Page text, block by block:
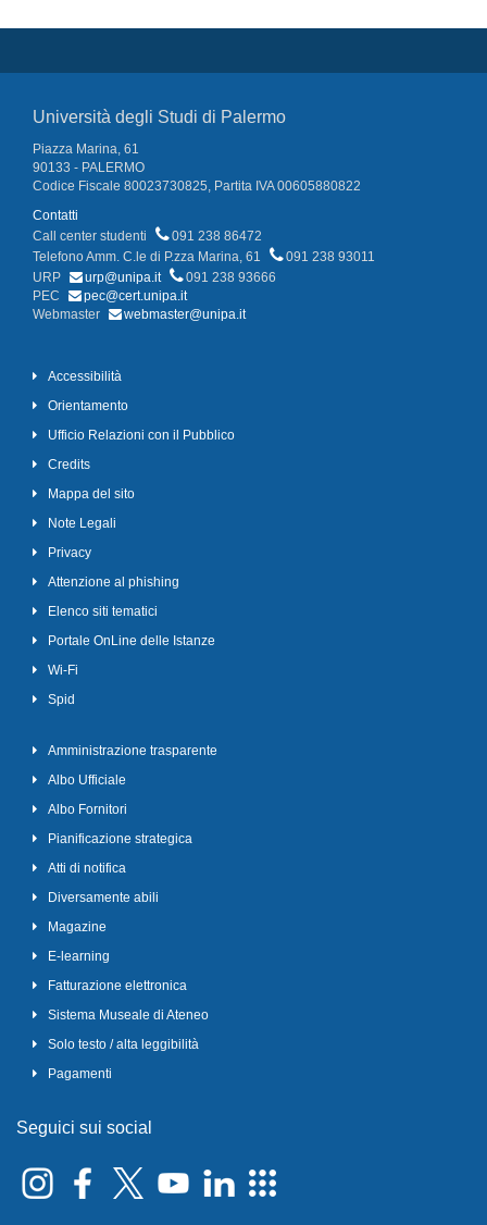
Università degli Studi di Palermo
Piazza Marina, 61
90133 - PALERMO
Codice Fiscale 80023730825, Partita IVA 00605880822
Contatti
Call center studenti
091 238 86472
Telefono Amm. C.le di P.zza Marina, 61
091 238 93011
URP
urp@unipa.it
091 238 93666
PEC
pec@cert.unipa.it
Webmaster
webmaster@unipa.it
Accessibilità
Orientamento
Ufficio Relazioni con il Pubblico
Credits
Mappa del sito
Note Legali
Privacy
Attenzione al phishing
Elenco siti tematici
Portale OnLine delle Istanze
Wi-Fi
Spid
Amministrazione trasparente
Albo Ufficiale
Albo Fornitori
Pianificazione strategica
Atti di notifica
Diversamente abili
Magazine
E-learning
Fatturazione elettronica
Sistema Museale di Ateneo
Solo testo / alta leggibilità
Pagamenti
Seguici sui social